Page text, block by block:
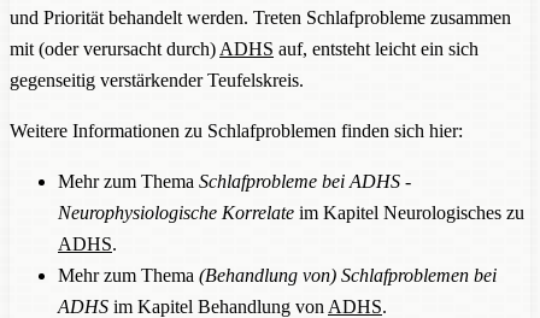
und Priorität behandelt werden. Treten Schlafprobleme zusammen
mit (oder verursacht durch) ADHS auf, entsteht leicht ein sich
gegenseitig verstärkender Teufelskreis.
Weitere Informationen zu Schlafproblemen finden sich hier:
Mehr zum Thema Schlafprobleme bei ADHS -
Neurophysiologische Korrelate im Kapitel Neurologisches zu
ADHS.
Mehr zum Thema (Behandlung von) Schlafproblemen bei
ADHS im Kapitel Behandlung von ADHS.